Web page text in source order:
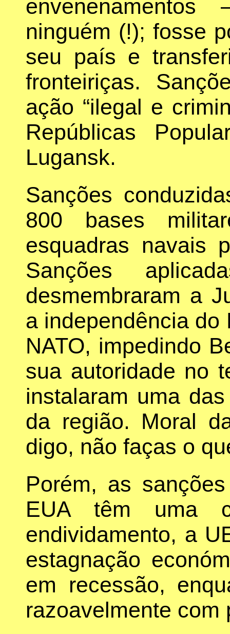
ninguém (!); fosse
seu país e
fronteiriças.
ação “ilegal e
Repúblicas
Lugansk.
Sanções
800 bases
esquadras navais
Sanções
desmembraram a
a independência do
NATO, impedindo
sua autoridade no
instalaram uma
da região. Moral
digo, não faças o
Porém, as
EUA têm uma
endividamento, a
estagnação
em recessão,
razoavelmente com